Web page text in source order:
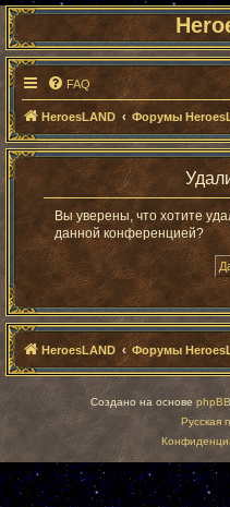
FAQ
HeroesLAND Форумы
Вы уверены, что хотите
данной конференцией?
HeroesLAND Форумы
Создано на основе phpBB
Русская